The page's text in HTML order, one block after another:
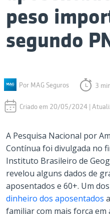
peso
segundo
Por MAG Seguros 3
Criado em 20/05/2024 |
A Pesquisa Nacional por
Contínua foi divulgada no
Instituto Brasileiro de
revelou alguns dados de
aposentados e 60+. Um
dinheiro dos aposentados
familiar com mais força em